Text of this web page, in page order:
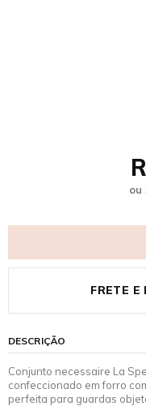
ou
FRETE E
DESCRIÇÃO
Conjunto necessaire La
confeccionado em forro
perfeita para guardas